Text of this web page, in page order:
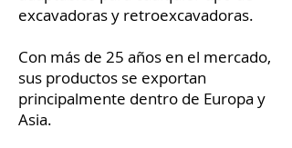
excavadoras y retroexcavadoras.
Con más de 25 años en el mercado,
sus productos se exportan
principalmente dentro de Europa y
Asia.